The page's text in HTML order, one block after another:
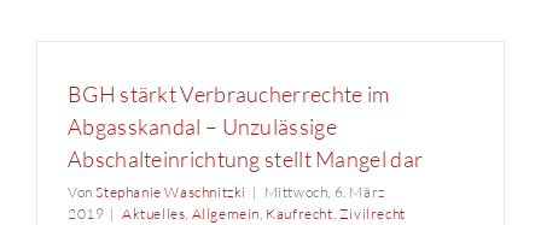
BGH stärkt Verbraucherrechte im
Abgasskandal – Unzulässige
Abschalteinrichtung stellt Mangel dar
VonStephanie Waschnitzki | Mittwoch, 6. März
2019 | Aktuelles, Allgemein, Kaufrecht, Zivilrecht